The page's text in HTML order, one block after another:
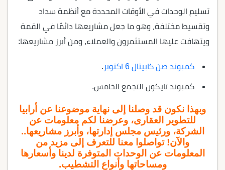
تسليم الوحدات في الأوقات المحددة مع أنظمة سداد
وتقسيط مختلفة، وهو ما جعل مشاريعها دائمًا في القمة
ويتهافت عليها المستثمرون والعملاء، ومن أبرز مشاريعها:
كمبوند صن كابيتال 6 اكتوبر .
كمبوند تايكون التجمع الخامس.
وبهذا نكون قد وصلنا إلى نهاية موضوعنا عن أرابيا
للتطوير العقارى، وعرضنا لكم معلومات عن
الشركة، ورئيس مجلس إدارتها، وأبرز مشاريعها..
والآن! تواصلوا معنا للتعرف إلى مزيد من
المعلومات عن الوحدات المتوفرة لدينا وأسعارها
ومساحاتها وأنواع التشطيب.